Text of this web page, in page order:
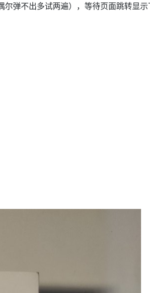
弹不出多试两遍），等待页面跳转显